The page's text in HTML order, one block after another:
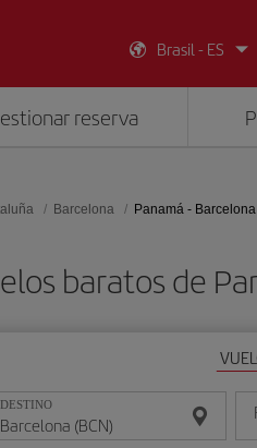
Brasil - ES
reserva
Barcelona Panamá - Barcelona
baratos de
DESTINO